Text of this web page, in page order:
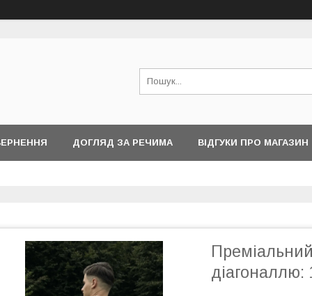
ДОГЛЯД ЗА РЕЧИМА ВІДГУКИ ПРО МАГАЗИН
діагоналлю: